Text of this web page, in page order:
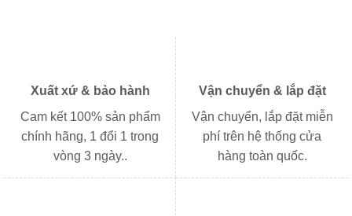
Xuất xứ & bảo hành
Cam kết 100% sản phẩm
chính hãng, 1 đổi 1 trong
vòng 3 ngày..
Vận chuyển & lắp đặt
Vận chuyển, lắp đặt miễn
phí trên hệ thống cửa
hàng toàn quốc.